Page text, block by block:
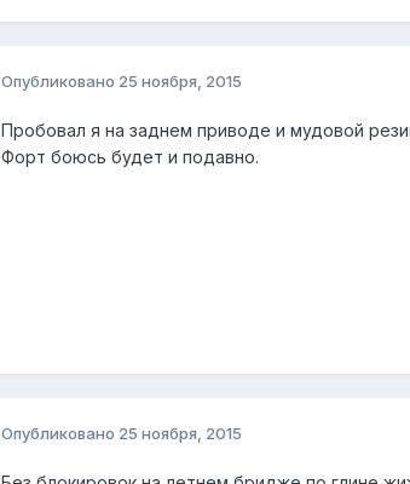
Опубликовано 25 ноября, 2015
Пробовал я на заднем приводе и мудовой
Форт боюсь будет и подавно.
Опубликовано 25 ноября, 2015